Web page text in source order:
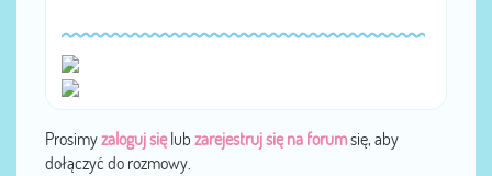
Prosimyzaloguj sięlub zarejestruj się na forumsię, aby
dołączyć do rozmowy.